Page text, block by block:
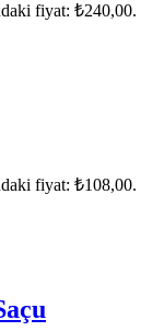
fiyat: ₺240,00.
fiyat: ₺108,00.